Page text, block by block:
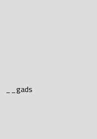
__gads